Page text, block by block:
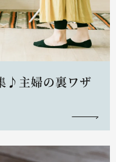
♪主婦の裏ワザ